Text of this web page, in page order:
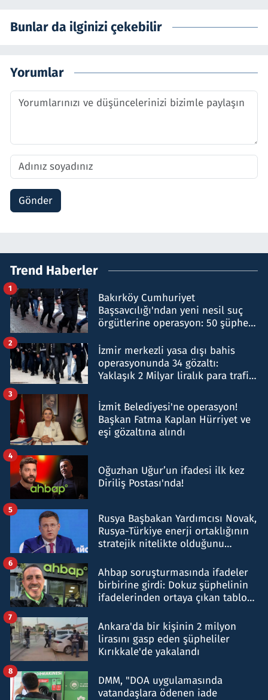
Bunlar da ilginizi çekebilir
Yorumlar
Gönder
Trend Haberler
Bakırköy Cumhuriyet
Başsavcılığı'ndan yeni nesil suç
örgütlerine operasyon: 50 şüpheli
1
İzmir merkezli yasa dışı bahis
operasyonunda 34 gözaltı:
Yaklaşık 2 Milyar liralık para trafiği
2
İzmit Belediyesi'ne operasyon!
Başkan Fatma Kaplan Hürriyet ve
eşi gözaltına alındı
3
Oğuzhan Uğur’un ifadesi ilk kez
Diriliş Postası'nda!
4
Rusya Başbakan Yardımcısı Novak,
Rusya-Türkiye enerji ortaklığının
stratejik nitelikte olduğunu
5
Ahbap soruşturmasında ifadeler
birbirine girdi: Dokuz şüphelinin
ifadelerinden ortaya çıkan tablo
6
Ankara'da bir kişinin 2 milyon
lirasını gasp eden şüpheliler
Kırıkkale'de yakalandı
7
DMM, "DOA uygulamasında
vatandaşlara ödenen iade
8